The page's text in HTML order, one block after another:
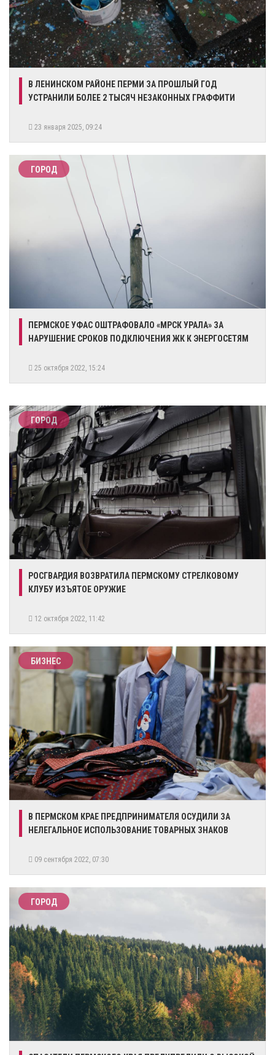
В ЛЕНИНСКОМ РАЙОНЕ ПЕРМИ ЗА ПРОШЛЫЙ ГОД
УСТРАНИЛИ БОЛЕЕ 2 ТЫСЯЧ НЕЗАКОННЫХ ГРАФФИТИ
23 января 2025, 09:24
ГОРОД
​ПЕРМСКОЕ УФАС ОШТРАФОВАЛО «МРСК УРАЛА» ЗА
НАРУШЕНИЕ СРОКОВ ПОДКЛЮЧЕНИЯ ЖК К ЭНЕРГОСЕТЯМ
25 октября 2022, 15:24
ГОРОД
РОСГВАРДИЯ ВОЗВРАТИЛА ПЕРМСКОМУ СТРЕЛКОВОМУ
КЛУБУ ИЗЪЯТОЕ ОРУЖИЕ
12 октября 2022, 11:42
БИЗНЕС
В ПЕРМСКОМ КРАЕ ПРЕДПРИНИМАТЕЛЯ ОСУДИЛИ ЗА
НЕЛЕГАЛЬНОЕ ИСПОЛЬЗОВАНИЕ ТОВАРНЫХ ЗНАКОВ
09 сентября 2022, 07:30
ГОРОД